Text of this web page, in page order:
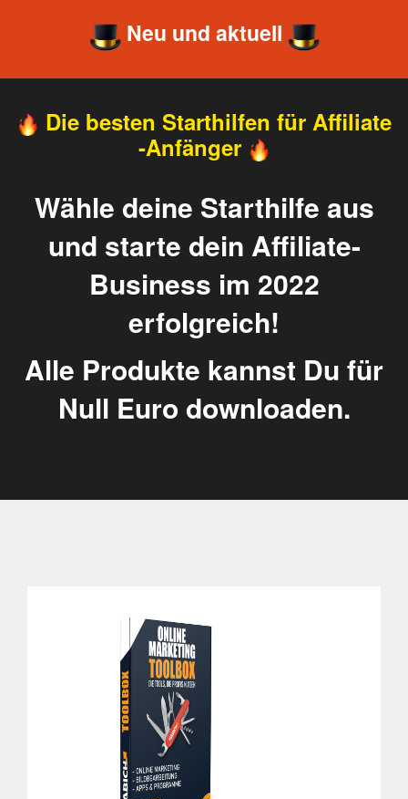
Neu und aktuell
Die besten Starthilfen für Affiliate
-Anfänger
Wähle deine Starthilfe aus
und starte dein Affiliate-
Business im 2022
erfolgreich!
Alle Produkte kannst Du für
Null Euro downloaden.